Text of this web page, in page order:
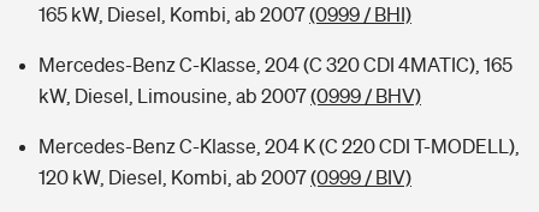
165 kW, Diesel, Kombi, ab 2007(0999 / BHI)
Mercedes-Benz C-Klasse, 204 (C 320 CDI 4MATIC), 165
kW, Diesel, Limousine, ab 2007(0999 / BHV)
Mercedes-Benz C-Klasse, 204 K (C 220 CDI T-MODELL),
120 kW, Diesel, Kombi, ab 2007(0999 / BIV)